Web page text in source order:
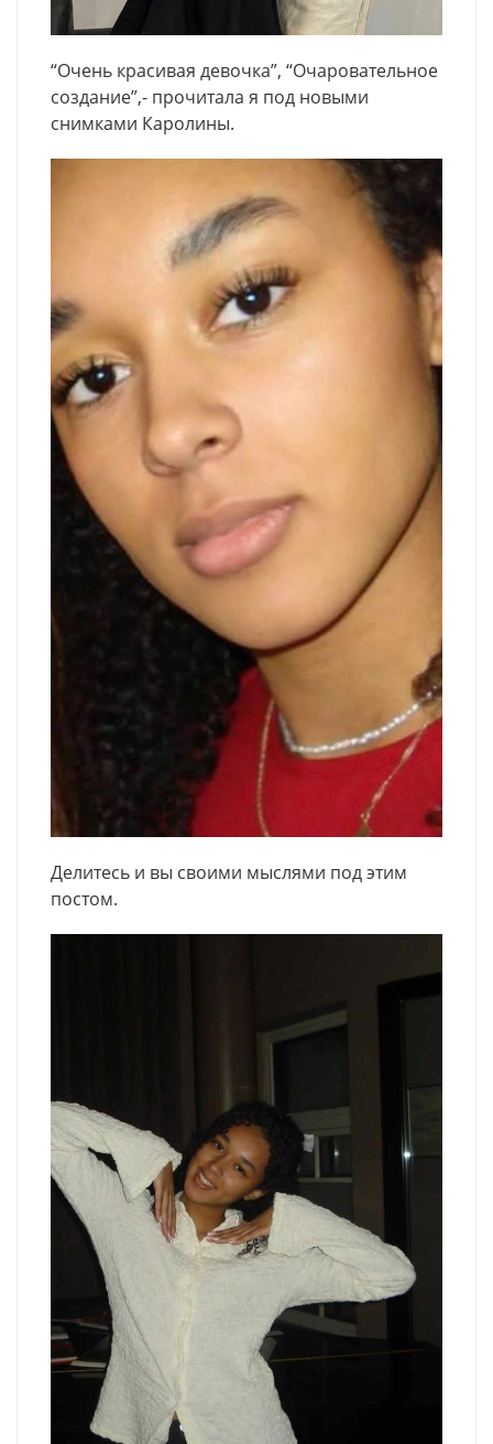
“Очень красивая девочка”, “Очаровательное
создание”,- прочитала я под новыми
снимками Каролины.
Делитесь и вы своими мыслями под этим
постом.